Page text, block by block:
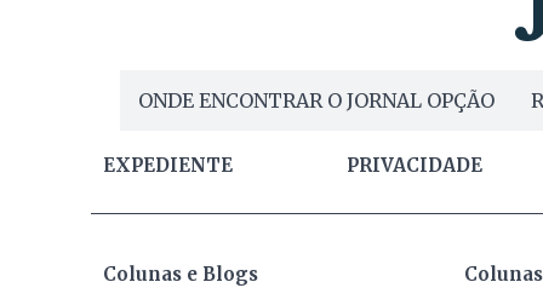
ONDE ENCONTRAR O JORNAL OPÇÃO
EXPEDIENTE PRIVACIDADE
Colunas e Blogs